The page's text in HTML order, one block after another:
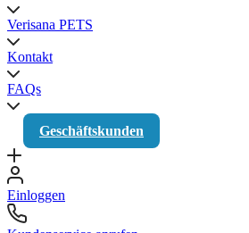
Verisana PETS
Kontakt
FAQs
Geschäftskunden
Einloggen